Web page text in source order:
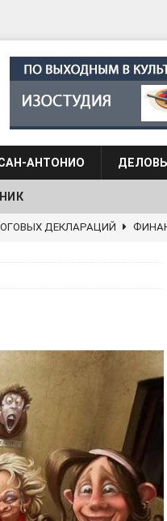
АНТОНИО
ДЕКЛАРАЦИЙ
при культурном центре
СТУДИИ
ШКОЛЫ И ДЕТСКИЕ